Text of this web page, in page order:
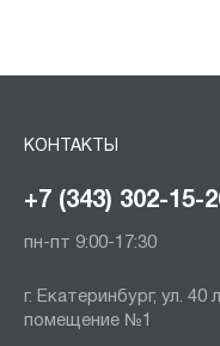
КОНТАКТЫ
+7 (343) 302-15-
пн-пт 9:00-17:30
г. Екатеринбург, ул.
помещение №1